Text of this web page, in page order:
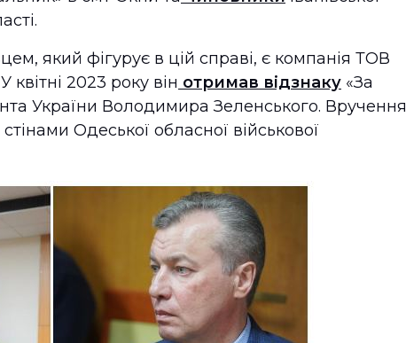
який фігурує в цій справі, є компанія ТОВ
квітні 2023 року він отримав відзнаку «За
України Володимира Зеленського. Вручення
Одеської обласної військової